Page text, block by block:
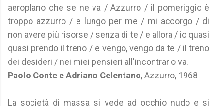
aeroplano che se ne va / Azzurro / il pomeriggio è
troppo azzurro / e lungo per me / mi accorgo / di
non avere più risorse / senza di te / e allora / io quasi
quasi prendo il treno / e vengo, vengo da te / il treno
dei desideri / nei miei pensieri all'incontrario va.
Paolo Conte e Adriano Celentano, Azzurro, 1968
La società di massa si vede ad occhio nudo e si